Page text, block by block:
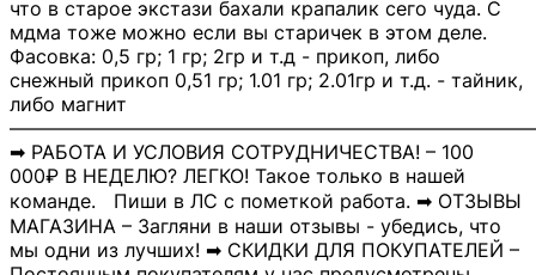
что в старое экстази бахали крапалик сего чуда. С
мдма тоже можно если вы старичек в этом деле.
Фасовка: 0,5 гр; 1 гр; 2гр и т.д - прикоп, либо
снежный прикоп 0,51 гр; 1.01 гр; 2.01гр и т.д. - тайник,
либо магнит
➡ РАБОТА И УСЛОВИЯ СОТРУДНИЧЕСТВА! – 100
000₽ В НЕДЕЛЮ? ЛЕГКО! Такое только в нашей
команде. Пиши в ЛС с пометкой работа. ➡ ОТЗЫВЫ
МАГАЗИНА – Загляни в наши отзывы - убедись, что
мы одни из лучших! ➡ СКИДКИ ДЛЯ ПОКУПАТЕЛЕЙ –